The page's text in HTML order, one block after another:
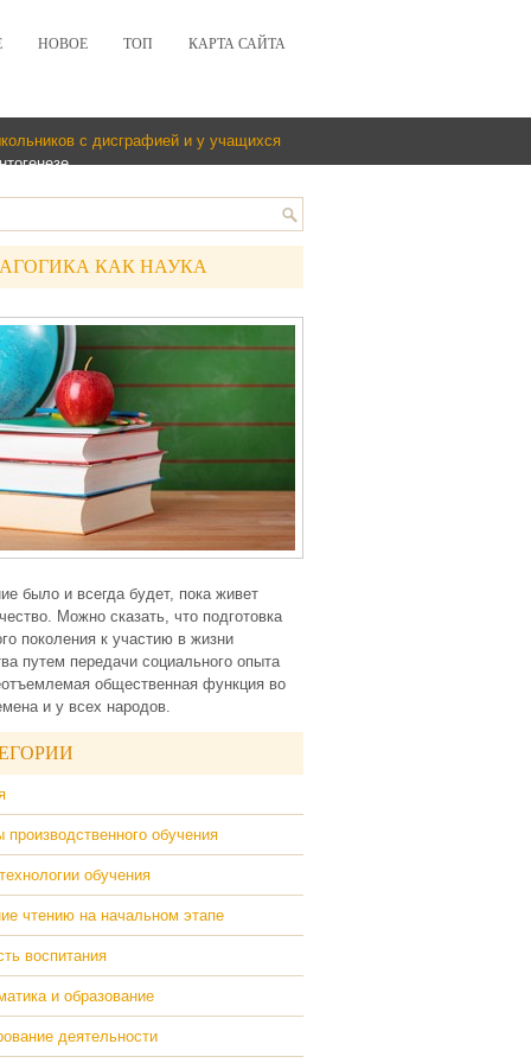
НОВОЕ ТОП КАРТА САЙТА
с дисграфией и у учащихся
КАК НАУКА
было и всегда будет, пока живет
Можно сказать, что подготовка
поколения к участию в жизни
путем передачи социального опыта
общественная функция во
и у всех народов.
производственного обучения
обучения
чтению на начальном этапе
воспитания
и образование
деятельности